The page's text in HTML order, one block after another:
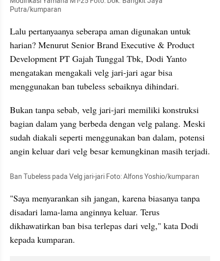
Putra/kumparan
Lalu pertanyaanya seberapa aman digunakan untuk
harian? Menurut Senior Brand Executive & Product
Development PT Gajah Tunggal Tbk, Dodi Yanto
mengatakan mengakali velg jari-jari agar bisa
menggunakan ban tubeless sebaiknya dihindari.
Bukan tanpa sebab, velg jari-jari memiliki konstruksi
bagian dalam yang berbeda dengan velg palang. Meski
sudah diakali seperti menggunakan ban dalam, potensi
angin keluar dari velg besar kemungkinan masih terjadi.
Ban Tubeless pada Velg jari-jari Foto: Alfons Yoshio/kumparan
"Saya menyarankan sih jangan, karena biasanya tanpa
disadari lama-lama anginnya keluar. Terus
dikhawatirkan ban bisa terlepas dari velg," kata Dodi
kepada kumparan.